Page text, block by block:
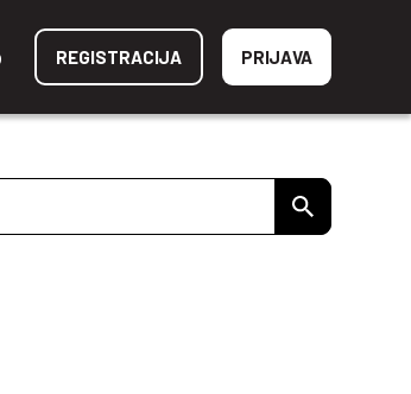
REGISTRACIJA PRIJAVA